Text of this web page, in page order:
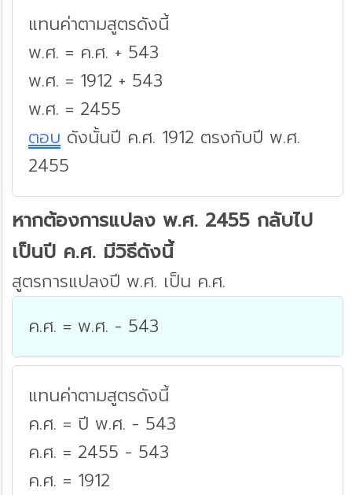
แทนค่าตามสูตรดังนี้
พ.ศ. = ค.ศ. + 543
พ.ศ. = 1912 + 543
พ.ศ. = 2455
ตอบ ดังนั้นปี ค.ศ. 1912 ตรงกับปี พ.ศ.
2455
หากต้องการแปลง พ.ศ. 2455 กลับไป
เป็นปี ค.ศ. มีวิธีดังนี้
สูตรการแปลงปี พ.ศ. เป็น ค.ศ.
ค.ศ. = พ.ศ. - 543
แทนค่าตามสูตรดังนี้
ค.ศ. = ปี พ.ศ. - 543
ค.ศ. = 2455 - 543
ค.ศ. = 1912